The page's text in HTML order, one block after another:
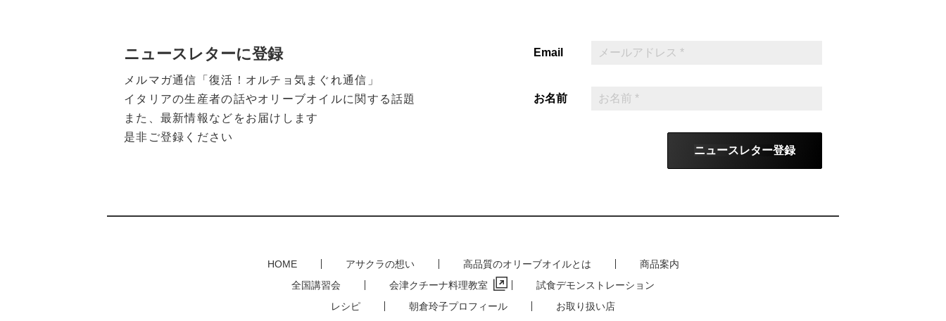
ニュースレターに登録
メルマガ通信「復活！オルチョ気まぐれ通信」
イタリアの生産者の話やオリーブオイルに関する話題
また、最新情報などをお届けします
是非ご登録ください
Email
お名前
ニュースレター登録
HOME アサクラの想い 高品質のオリーブオイルとは
商品案内
全国講習会
会津クチーナ料理教室
試食デモンストレーション
レシピ
朝倉玲子プロフィール
お取り扱い店